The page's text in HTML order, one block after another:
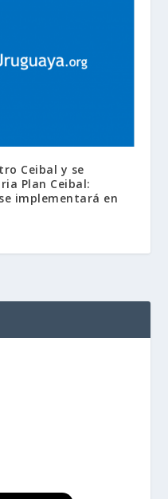
Ceibal y se
Plan Ceibal:
implementará en